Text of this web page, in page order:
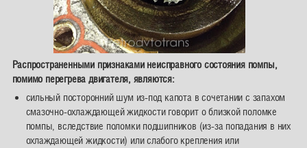
Распространенными признаками неисправного состояния помпы,
помимо перегрева двигателя, являются:
сильный посторонний шум из-под капота в сочетании с запахом
смазочно-охлаждающей жидкости говорит о близкой поломке
помпы, вследствие поломки подшипников (из-за попадания в них
охлаждающей жидкости) или слабого крепления или